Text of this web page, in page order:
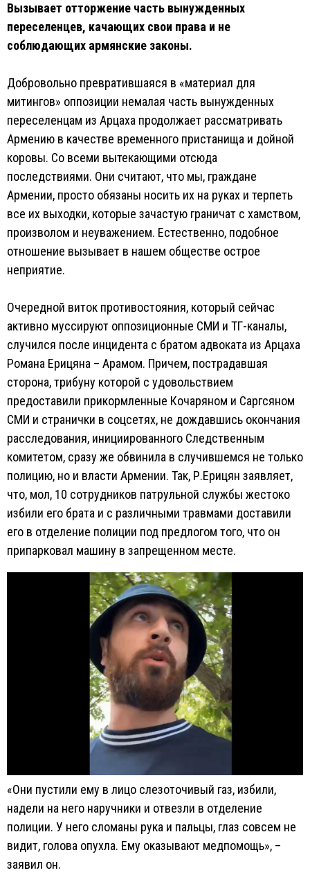
Вызывает отторжение часть вынужденных
переселенцев, качающих свои права и не
соблюдающих армянские законы.
Добровольно превратившаяся в «материал для
митингов» оппозиции немалая часть вынужденных
переселенцам из Арцаха продолжает рассматривать
Армению в качестве временного пристанища и дойной
коровы. Со всеми вытекающими отсюда
последствиями. Они считают, что мы, граждане
Армении, просто обязаны носить их на руках и терпеть
все их выходки, которые зачастую граничат с хамством,
произволом и неуважением. Естественно, подобное
отношение вызывает в нашем обществе острое
неприятие.
Очередной виток противостояния, который сейчас
активно муссируют оппозиционные СМИ и ТГ-каналы,
случился после инцидента с братом адвоката из Арцаха
Романа Ерицяна – Арамом. Причем, пострадавшая
сторона, трибуну которой с удовольствием
предоставили прикормленные Кочаряном и Саргсяном
СМИ и странички в соцсетях, не дождавшись окончания
расследования, инициированного Следственным
комитетом, сразу же обвинила в случившемся не только
полицию, но и власти Армении. Так, Р.Ерицян заявляет,
что, мол, 10 сотрудников патрульной службы жестоко
избили его брата и с различными травмами доставили
его в отделение полиции под предлогом того, что он
припарковал машину в запрещенном месте.
«Они пустили ему в лицо слезоточивый газ, избили,
надели на него наручники и отвезли в отделение
полиции. У него сломаны рука и пальцы, глаз совсем не
видит, голова опухла. Ему оказывают медпомощь», –
заявил он.